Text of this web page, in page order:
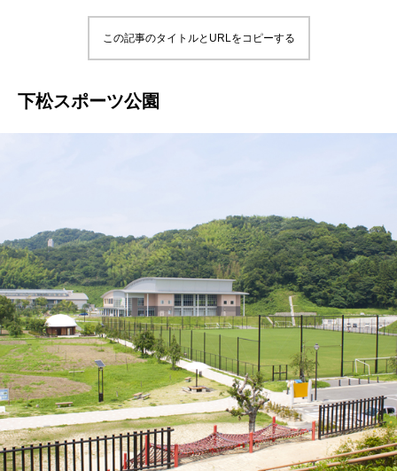
この記事のタイトルとURLをコピーする
下松スポーツ公園